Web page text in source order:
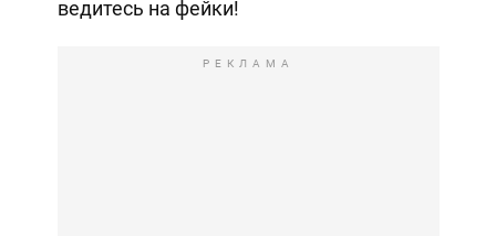
ведитесь на фейки!
РЕКЛАМА